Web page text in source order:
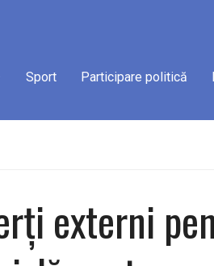
Sport Participare politică
externi